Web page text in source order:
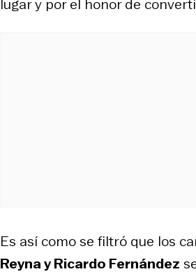
lugar y por el honor de
Es así como se filtró que los
Reyna y Ricardo Fernández